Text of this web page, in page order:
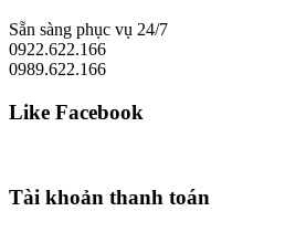
Sẵn sàng phục vụ 24/7
0922.622.166
0989.622.166
Like Facebook
Tài khoản thanh toán